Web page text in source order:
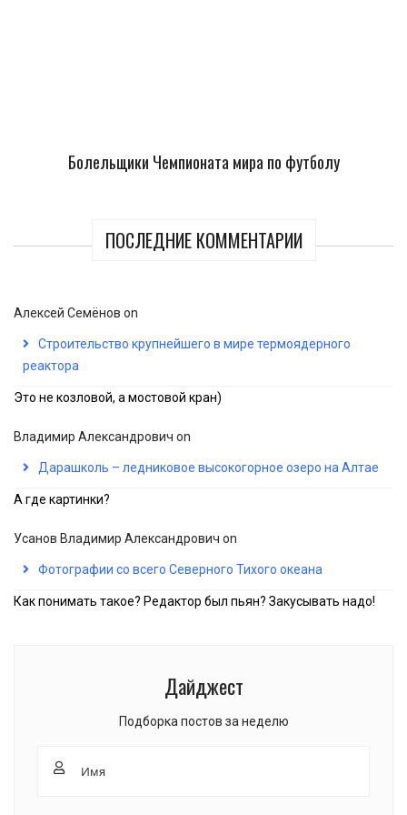
Болельщики Чемпионата мира по футболу
ПОСЛЕДНИЕ КОММЕНТАРИИ
Алексей Семёнов on
Строительство крупнейшего в мире термоядерного
реактора
Это не козловой, а мостовой кран)
Владимир Александрович on
Дарашколь – ледниковое высокогорное озеро на Алтае
А где картинки?
Усанов Владимир Александрович on
Фотографии со всего Северного Тихого океана
Как понимать такое? Редактор был пьян? Закусывать надо!
Дайджест
Подборка постов за неделю